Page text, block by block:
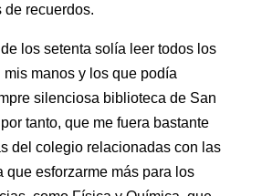
recuerdos.
los setenta solía leer todos los
mis manos y los que podía
silenciosa biblioteca de San
tanto, que me fuera bastante
del colegio relacionadas con las
que esforzarme más para los